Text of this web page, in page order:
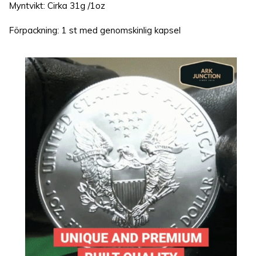
Myntvikt: Cirka 31g /1oz
Förpackning: 1 st med genomskinlig kapsel